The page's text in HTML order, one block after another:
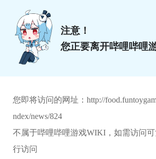
注意！
您正要离开哔哩哔哩
您即将访问的网址： http://
ndex/news/824
不属于哔哩哔哩游戏WIKI，如需访问
行访问